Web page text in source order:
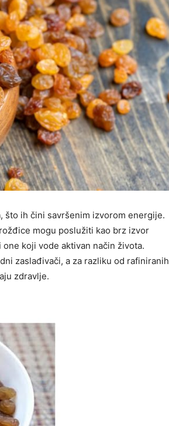
što ih čini savršenim izvorom energije.
mogu poslužiti kao brz izvor
koji vode aktivan način života.
zaslađivači, a za razliku od rafiniranih
zdravlje.